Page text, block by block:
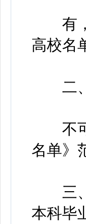
有，
高校名
二、
不可
名单》
三、
本科毕